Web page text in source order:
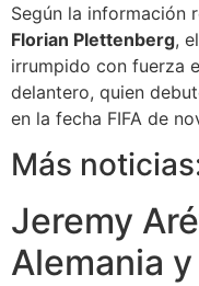
Según la información
Florian Plettenberg, el
irrumpido con fuerza
delantero, quien
en la fecha FIFA de
Más
Jeremy
Alemania